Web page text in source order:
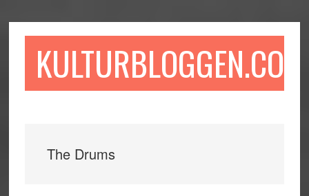
till
till
sidofältet
till
KULTURBLOGGEN.COM
The Drums